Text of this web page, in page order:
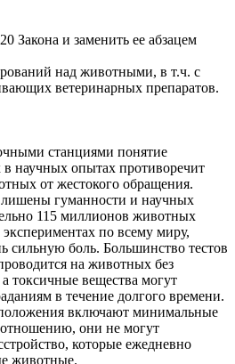
Закона и заменить ее абзацем
над животными, в т.ч. с
ветеринарных препаратов.
станциями понятие
научных опытах противоречит
от жестокого обращения.
гуманности и научных
115 миллионов животных
по всему миру,
сильную боль. Большинство тестов
на животных без
токсичные вещества могут
в течение долгого времени.
включают минимальные
они не могут
которые ежедневно
животные.